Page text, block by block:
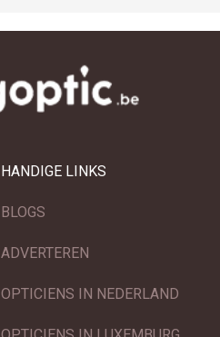
HANDIGE LINKS
BLOGS
ADVERTEREN
OPTICIENS IN NEDERLAND